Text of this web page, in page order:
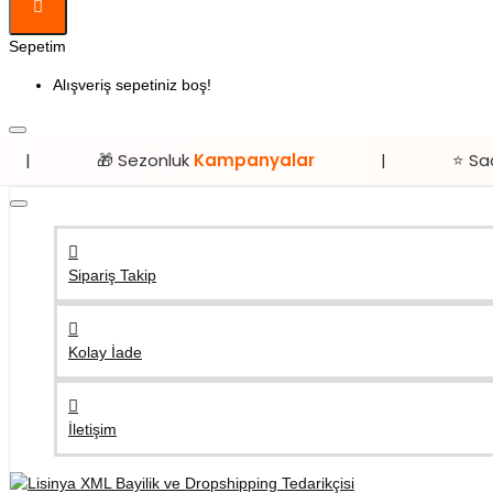
Sepetim
Alışveriş sepetiniz boş!
Sezonluk Kampanyalar | ⭐ Sadece
Sipariş Takip
Kolay İade
İletişim